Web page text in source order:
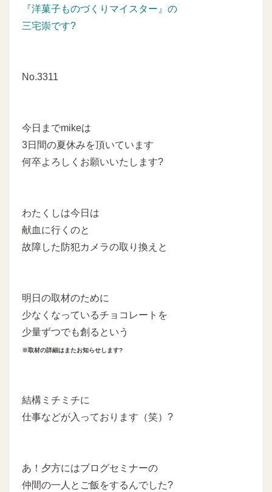
『洋菓子ものづくりマイスター』の
三宅崇です?
No.3311
今日までmikeは
3日間の夏休みを頂いています
何卒よろしくお願いいたします?
わたくしは今日は
献血に行くのと
故障した防犯カメラの取り換えと
明日の取材のために
少なくなっているチョコレートを
少量ずつでも創るという
※取材の詳細はまたお知らせします?
結構ミチミチに
仕事などが入っております（笑）?
あ！夕方にはブログセミナーの
仲間の一人とご飯をするんでした?